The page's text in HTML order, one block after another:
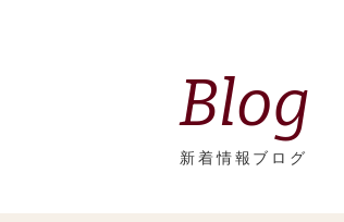
Blog
新着情報ブログ